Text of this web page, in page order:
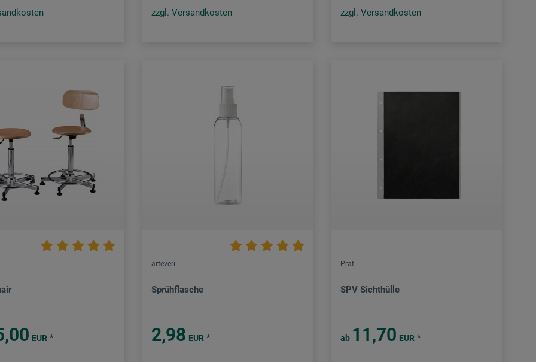
zzgl. Versandkosten zzgl. Versandkosten
EUR *
arteveri
Sprühflasche
2,98 EUR *
Prat
SPV Sichthülle
ab 11,70 EUR *